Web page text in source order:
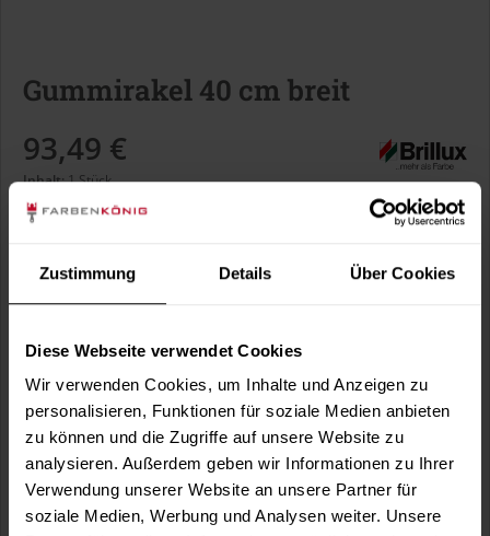
Zustimmung Details Über Cookies
Diese Webseite verwendet Cookies
Wir verwenden Cookies, um Inhalte und Anzeigen zu
personalisieren, Funktionen für soziale Medien anbieten
zu können und die Zugriffe auf unsere Website zu
analysieren. Außerdem geben wir Informationen zu Ihrer
Verwendung unserer Website an unsere Partner für
soziale Medien, Werbung und Analysen weiter. Unsere
Gummirakel 40 cm breit
93,49 €
Inhalt:1 Stück
inkl. MwSt.zzgl. Versandkosten
Merken Fragen zum Artikel?
Artikel-Nr.: BX1298
Sie möchten eine größere Menge kaufen